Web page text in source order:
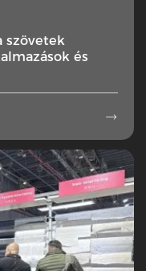
szövetek
és
